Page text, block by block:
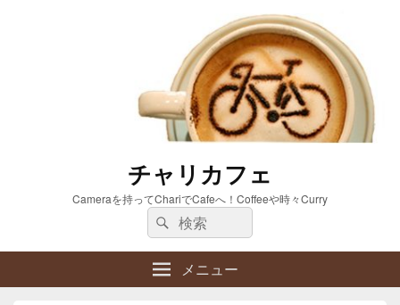
チャリカフェ
Cameraを持ってChariでCafeへ！Coffeeや時々Curry
検
索:
検
索
メニュー